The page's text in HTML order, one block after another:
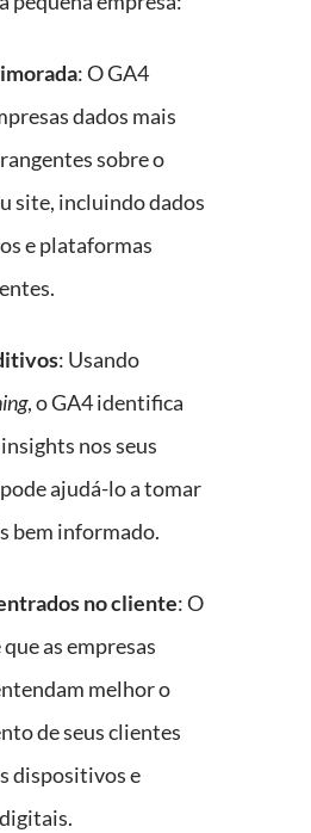
: O GA4
dados mais
sobre o
site, incluindo dados
e plataformas
: Usando
, o GA4 identifica
nos seus
ajudá-lo a tomar
bem informado.
no cliente: O
as empresas
melhor o
de seus clientes
dispositivos e